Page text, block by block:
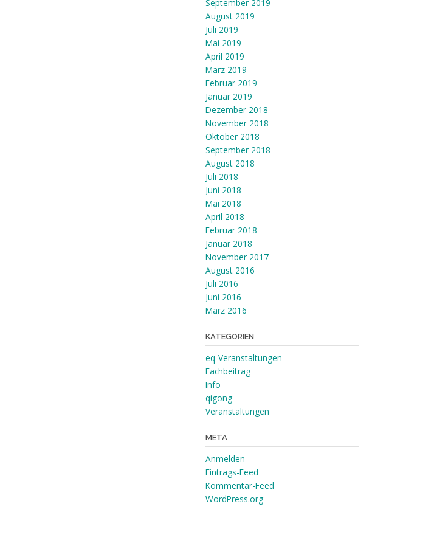
September 2019
August 2019
Juli 2019
Mai 2019
April 2019
März 2019
Februar 2019
Januar 2019
Dezember 2018
November 2018
Oktober 2018
September 2018
August 2018
Juli 2018
Juni 2018
Mai 2018
April 2018
Februar 2018
Januar 2018
November 2017
August 2016
Juli 2016
Juni 2016
März 2016
KATEGORIEN
eq-Veranstaltungen
Fachbeitrag
Info
qigong
Veranstaltungen
META
Anmelden
Eintrags-Feed
Kommentar-Feed
WordPress.org